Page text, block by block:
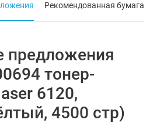
Рекомендованная бумага
предложения
тонер-
6120,
4500 стр)